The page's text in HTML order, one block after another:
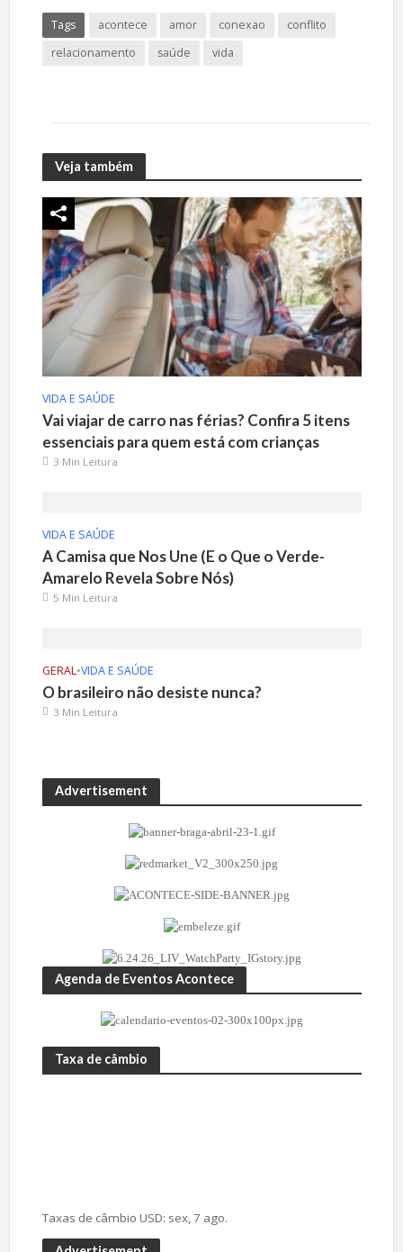
Tags acontece amor conexao
conflito
relacionamento
saúde vida
Veja também
VIDA E SAÚDE
Vai viajar de carro nas férias? Confira 5 itens
essenciais para quem está com crianças
3 Min Leitura
VIDA E SAÚDE
A Camisa que Nos Une (E o Que o Verde-
Amarelo Revela Sobre Nós)
5 Min Leitura
GERAL•VIDA E SAÚDE
O brasileiro não desiste nunca?
3 Min Leitura
Advertisement
Agenda de Eventos Acontece
Taxa de câmbio
Taxas de câmbio USD: sex, 7 ago.